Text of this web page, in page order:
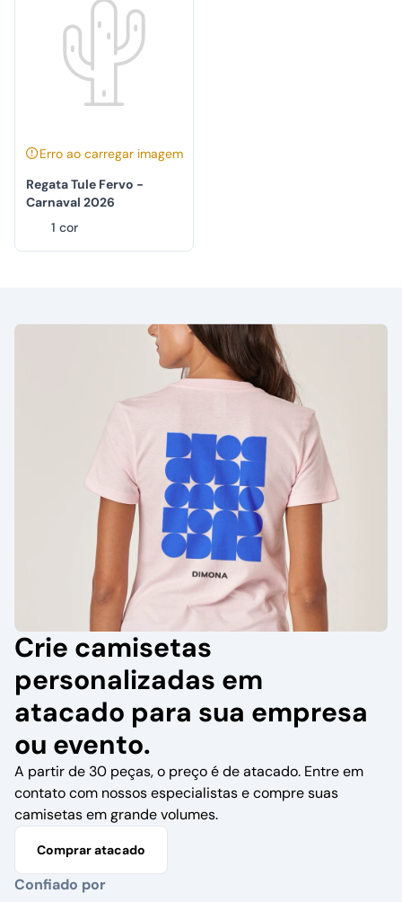
Erro ao carregar imagem
Regata Tule Fervo -
Carnaval 2026
1 cor
Crie camisetas
personalizadas em
atacado para sua empresa
ou evento.
A partir de 30 peças, o preço é de atacado. Entre em
contato com nossos especialistas e compre suas
camisetas em grande volumes.
Comprar atacado
Confiado por